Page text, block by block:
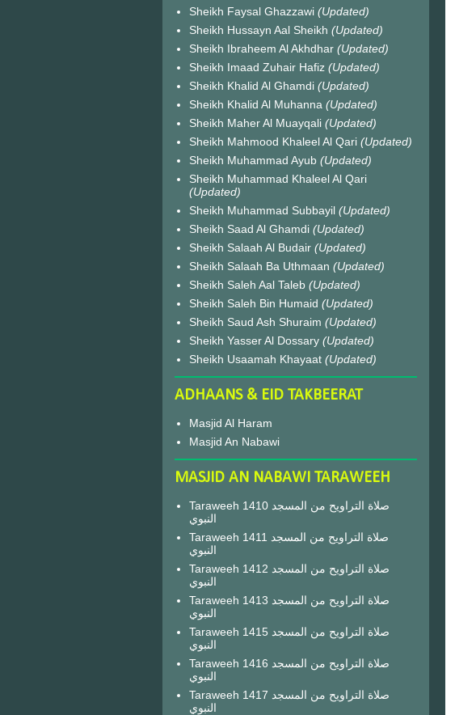
Sheikh Faysal Ghazzawi (Updated)
Sheikh Hussayn Aal Sheikh (Updated)
Sheikh Ibraheem Al Akhdhar (Updated)
Sheikh Imaad Zuhair Hafiz (Updated)
Sheikh Khalid Al Ghamdi (Updated)
Sheikh Khalid Al Muhanna (Updated)
Sheikh Maher Al Muayqali (Updated)
Sheikh Mahmood Khaleel Al Qari (Updated)
Sheikh Muhammad Ayub (Updated)
Sheikh Muhammad Khaleel Al Qari
(Updated)
Sheikh Muhammad Subbayil (Updated)
Sheikh Saad Al Ghamdi (Updated)
Sheikh Salaah Al Budair (Updated)
Sheikh Salaah Ba Uthmaan (Updated)
Sheikh Saleh Aal Taleb (Updated)
Sheikh Saleh Bin Humaid (Updated)
Sheikh Saud Ash Shuraim (Updated)
Sheikh Yasser Al Dossary (Updated)
Sheikh Usaamah Khayaat (Updated)
ADHAANS & EID TAKBEERAT
Masjid Al Haram
Masjid An Nabawi
MASJID AN NABAWI TARAWEEH
Taraweeh 1410 صلاة التراويح من المسجد
النبوي
Taraweeh 1411 صلاة التراويح من المسجد
النبوي
Taraweeh 1412 صلاة التراويح من المسجد
النبوي
Taraweeh 1413 صلاة التراويح من المسجد
النبوي
Taraweeh 1415 صلاة التراويح من المسجد
النبوي
Taraweeh 1416 صلاة التراويح من المسجد
النبوي
Taraweeh 1417 صلاة التراويح من المسجد
النبوي